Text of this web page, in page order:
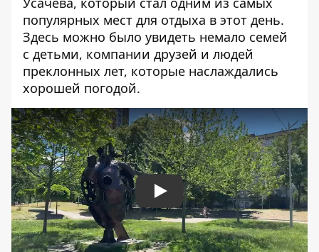
популярных мест для отдыха в этот день.
Здесь можно было увидеть немало семей
с детьми, компании друзей и людей
преклонных лет, которые наслаждались
хорошей погодой.
Play